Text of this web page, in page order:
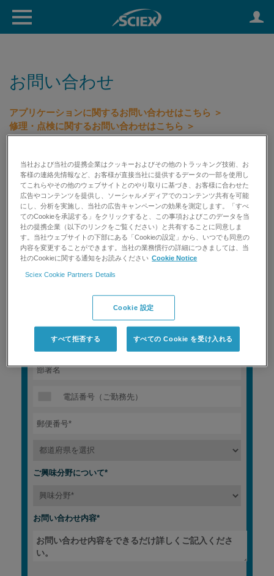
お問い合わせ
アプリケーションに関するお問い合わせはこちら ＞
修理・点検に関するお問い合わせはこちら ＞
初期不良等に関するお問い合わせはこちら ＞
TEL: 0120-318-551 （受付時間 平日9:00～17:00） FAX:
0120-318-040
当社および当社の提携企業はクッキーおよびその他のトラッキング技術、お
客様の連絡先情報など、お客様が直接当社に提供するデータの一部を使用し
てこれらやその他のウェブサイトとのやり取りに基づき、お客様に合わせた
広告やコンテンツを提供し、ソーシャルメディアでのコンテンツ共有を可能
にし、分析を実施し、当社の広告キャンペーンの効果を測定します。「すべ
てのCookieを承認する」をクリックすると、この事項およびこのデータを当
社の提携企業（以下のリンクをご覧ください）と共有することに同意しま
す。当社ウェブサイトの下部にある「Cookieの設定」から、いつでも同意の
内容を変更することができます。当社の業務慣行の詳細につきましては、当
社のCookieに関する通知をお読みください Cookie Notice
Sciex Cookie Partners Details
Cookie 設定
すべて拒否する すべての Cookie を受け入れる